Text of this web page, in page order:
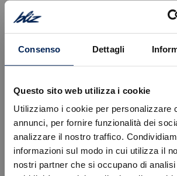
Consenso Dettagli
Questo sito web utilizza i cookie
Utilizziamo i cookie per personalizzare
annunci, per fornire funzionalità dei
analizzare il nostro traffico.
informazioni sul modo in cui utilizza il
nostri partner che si occupano di
€
Tipologia
Nuovo